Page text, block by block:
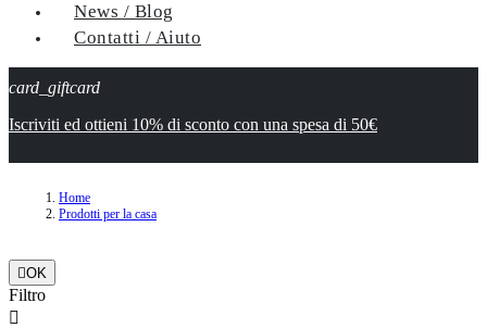
News / Blog
Contatti / Aiuto
card_giftcard
Iscriviti ed ottieni 10% di sconto con una spesa di 50€
Home
Prodotti per la casa
OK
Filtro
